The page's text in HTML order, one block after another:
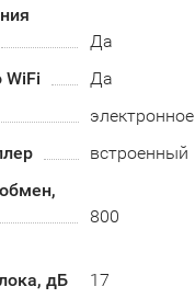
Да
WiFi
Да
электронное
встроенный
800
дБ
17